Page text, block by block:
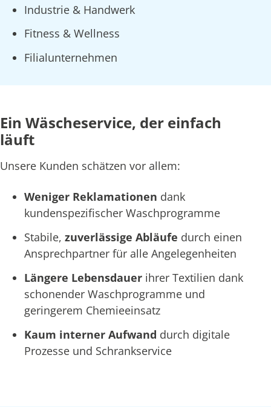
Industrie & Handwerk
Fitness & Wellness
Filialunternehmen
Ein Wäscheservice, der einfach
läuft
Unsere Kunden schätzen vor allem:
Weniger Reklamationen dank
kundenspezifischer Waschprogramme
Stabile, zuverlässige Abläufe durch einen
Ansprechpartner für alle Angelegenheiten
Längere Lebensdauer ihrer Textilien dank
schonender Waschprogramme und
geringerem Chemieeinsatz
Kaum interner Aufwand durch digitale
Prozesse und Schrankservice